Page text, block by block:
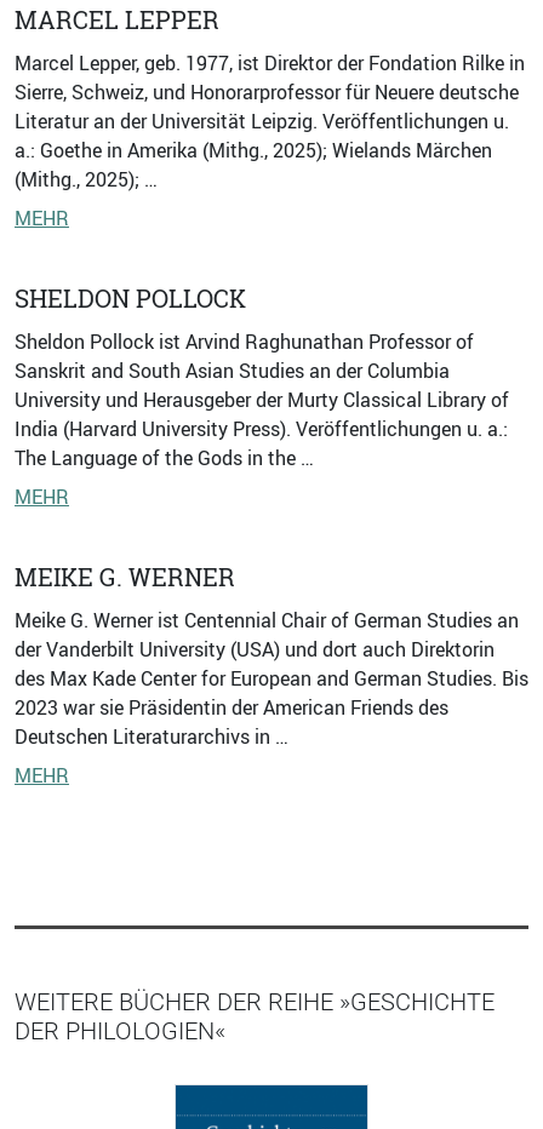
MARCEL LEPPER
Marcel Lepper, geb. 1977, ist Direktor der Fondation Rilke in
Sierre, Schweiz, und Honorarprofessor für Neuere deutsche
Literatur an der Universität Leipzig. Veröffentlichungen u.
a.: Goethe in Amerika (Mithg., 2025); Wielands Märchen
(Mithg., 2025); …
MEHR
SHELDON POLLOCK
Sheldon Pollock ist Arvind Raghunathan Professor of
Sanskrit and South Asian Studies an der Columbia
University und Herausgeber der Murty Classical Library of
India (Harvard University Press). Veröffentlichungen u. a.:
The Language of the Gods in the …
MEHR
MEIKE G. WERNER
Meike G. Werner ist Centennial Chair of German Studies an
der Vanderbilt University (USA) und dort auch Direktorin
des Max Kade Center for European and German Studies. Bis
2023 war sie Präsidentin der American Friends des
Deutschen Literaturarchivs in …
MEHR
WEITERE BÜCHER DER REIHE »GESCHICHTE
DER PHILOLOGIEN«